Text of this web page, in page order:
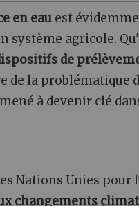
en eau est
système agricole.
de
de la problématique
à devenir clé
Nations Unies
changements